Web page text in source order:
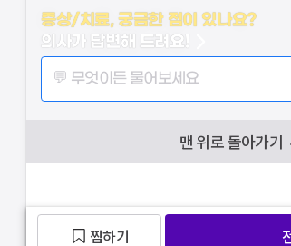
증상/치료, 궁금한 점이 있나요?
의사가 답변해 드려요!
💬 무엇이든 물어보세요
맨 위로 돌아가기
찜하기